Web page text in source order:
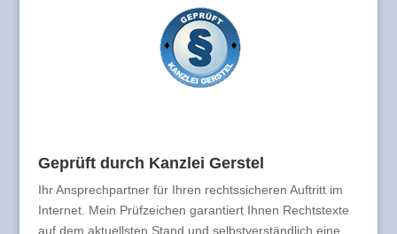
Geprüft durch Kanzlei Gerstel
Ihr Ansprechpartner für Ihren rechtssicheren Auftritt im
Internet. Mein Prüfzeichen garantiert Ihnen Rechtstexte
auf dem aktuellsten Stand und selbstverständlich eine